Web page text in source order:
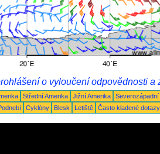
o vyloučení odpovědnosti a
Střední Amerika Jižní Amerika
Cyklóny Blesk Letiště Často kladené dotazy